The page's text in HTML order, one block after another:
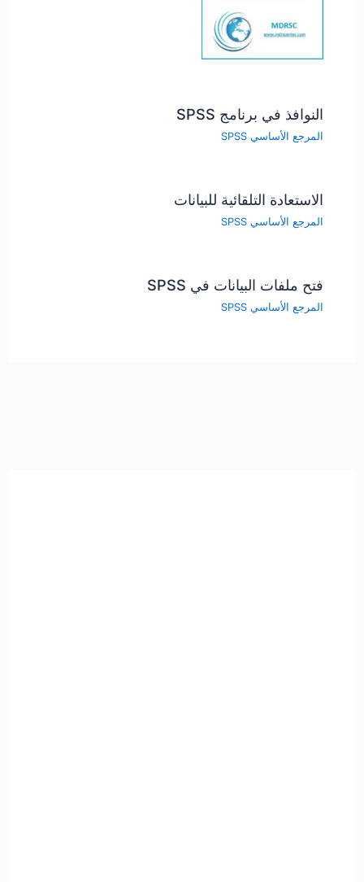
النوافذ في برنامج SPSS
المرجع الأساسي SPSS
الاستعادة التلقائية للبيانات
المرجع الأساسي SPSS
فتح ملفات البيانات في SPSS
المرجع الأساسي SPSS